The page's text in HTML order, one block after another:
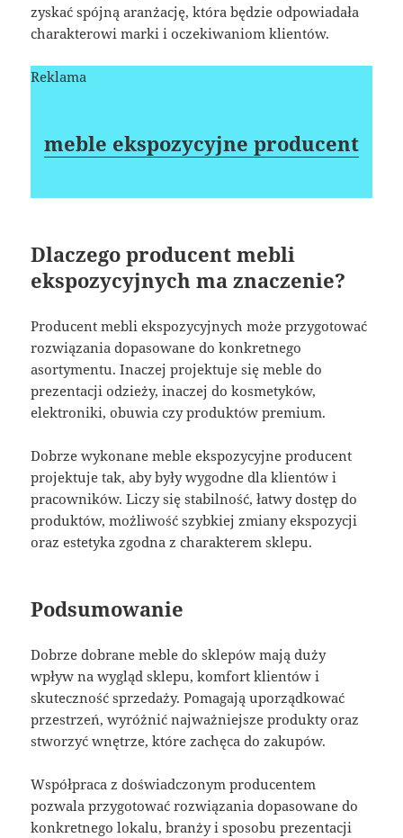
zyskać spójną aranżację, która będzie odpowiadała
charakterowi marki i oczekiwaniom klientów.
Reklama
meble ekspozycyjne producent
Dlaczego producent mebli
ekspozycyjnych ma znaczenie?
Producent mebli ekspozycyjnych może przygotować
rozwiązania dopasowane do konkretnego
asortymentu. Inaczej projektuje się meble do
prezentacji odzieży, inaczej do kosmetyków,
elektroniki, obuwia czy produktów premium.
Dobrze wykonane meble ekspozycyjne producent
projektuje tak, aby były wygodne dla klientów i
pracowników. Liczy się stabilność, łatwy dostęp do
produktów, możliwość szybkiej zmiany ekspozycji
oraz estetyka zgodna z charakterem sklepu.
Podsumowanie
Dobrze dobrane meble do sklepów mają duży
wpływ na wygląd sklepu, komfort klientów i
skuteczność sprzedaży. Pomagają uporządkować
przestrzeń, wyróżnić najważniejsze produkty oraz
stworzyć wnętrze, które zachęca do zakupów.
Współpraca z doświadczonym producentem
pozwala przygotować rozwiązania dopasowane do
konkretnego lokalu, branży i sposobu prezentacji